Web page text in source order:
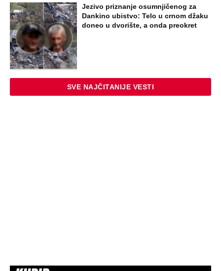
Jezivo priznanje osumnjičenog za
Dankino ubistvo: Telo u crnom džaku
doneo u dvorište, a onda preokret
SVE NAJČITANIJE VESTI